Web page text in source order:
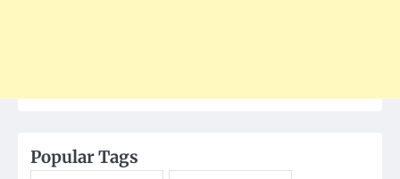
Popular Tags